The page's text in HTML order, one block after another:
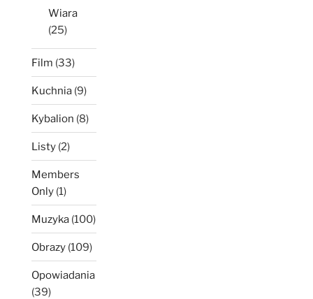
Wiara
(25)
Film (33)
Kuchnia (9)
Kybalion (8)
Listy (2)
Members
Only (1)
Muzyka (100)
Obrazy (109)
Opowiadania
(39)